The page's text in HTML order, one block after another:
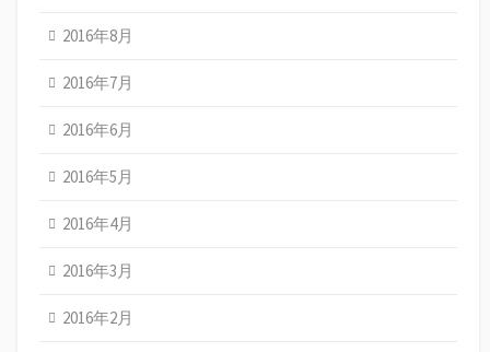
2016年8月
2016年7月
2016年6月
2016年5月
2016年4月
2016年3月
2016年2月